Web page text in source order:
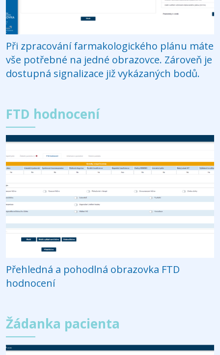
Při zpracování farmakologického plánu máte
vše potřebné na jedné obrazovce. Zároveň je
dostupná signalizace již vykázaných bodů.
FTD hodnocení
Přehledná a pohodlná obrazovka FTD
hodnocení
Žádanka pacienta